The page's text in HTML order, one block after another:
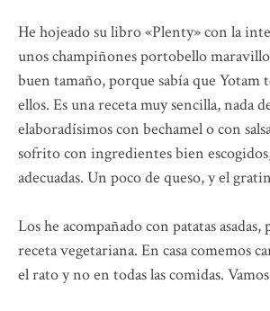
He hojeado su libro «Plenty» con la
unos champiñones portobello
buen tamaño, porque sabía que Yotam
ellos. Es una receta muy sencilla, nada
elaboradísimos con bechamel o con
sofrito con ingredientes bien
adecuadas. Un poco de queso, y el
Los he acompañado con patatas
receta vegetariana. En casa comemos
el rato y no en todas las comidas.